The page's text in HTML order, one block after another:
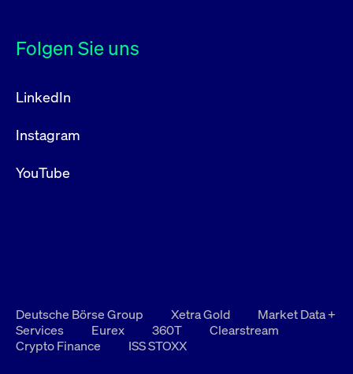
Folgen Sie uns
LinkedIn
Instagram
YouTube
Deutsche Börse Group Xetra Gold
Market Data +
Services
Eurex 360T
Clearstream
Crypto Finance
ISS STOXX